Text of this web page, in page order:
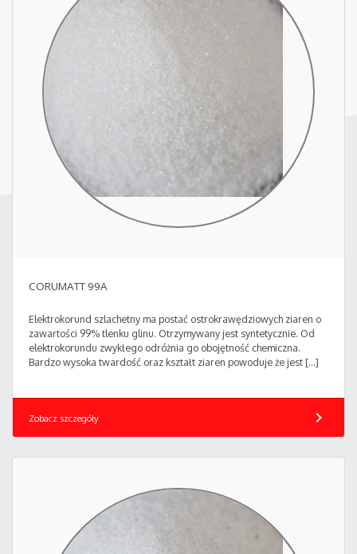
CORUMATT 99A
Elektrokorund szlachetny ma postać ostrokrawędziowych ziaren o
zawartości 99% tlenku glinu. Otrzymywany jest syntetycznie. Od
elektrokorundu zwykłego odróżnia go obojętność chemiczna.
Bardzo wysoka twardość oraz kształt ziaren powoduje że jest […]
Zobacz szczegóły chevron_right